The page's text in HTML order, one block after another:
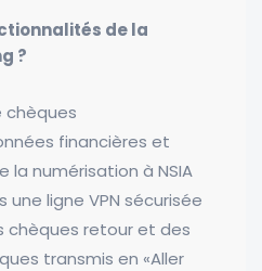
de la
?
chèques
financières et
la numérisation à NSIA
une ligne VPN sécurisée
chèques retour et des
transmis en «Aller